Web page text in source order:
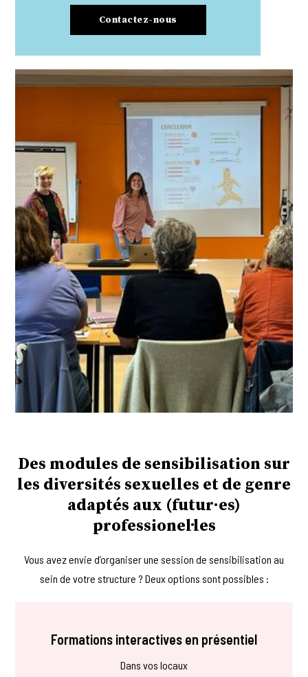
Contactez-nous
Des modules de sensibilisation sur
les diversités sexuelles et de genre
adaptés aux (futur·es)
professionel·les
Vous avez envie d’organiser une session de sensibilisation au
sein de votre structure ? Deux options sont possibles :
Formations interactives en présentiel
Dans vos locaux